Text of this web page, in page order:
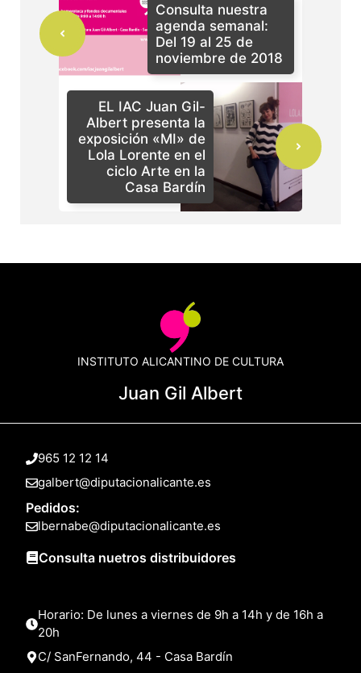
Consulta nuestra
agenda semanal:
Del 19 al 25 de
noviembre de 2018
EL IAC Juan Gil-
Albert presenta la
exposición «MI» de
Lola Lorente en el
ciclo Arte en la
Casa Bardín
INSTITUTO ALICANTINO DE CULTURA
Juan Gil Albert
965 12 12 14
galbert@diputacionalicante.es
Pedidos:
lbernabe@diputacionalicante.es
Consulta nuetros distribuidores
Horario: De lunes a viernes de 9h a 14h y de 16h a
20h
C/ SanFernando, 44 - Casa Bardín